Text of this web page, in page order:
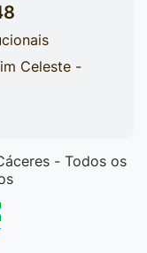
Celeste -
- Todos os